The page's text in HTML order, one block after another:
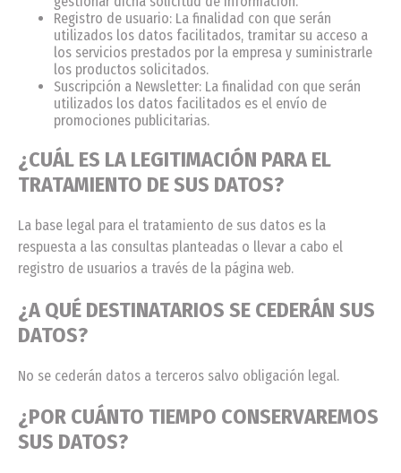
Registro de usuario: La finalidad con que serán
utilizados los datos facilitados, tramitar su acceso a
los servicios prestados por la empresa y suministrarle
los productos solicitados.
Suscripción a Newsletter: La finalidad con que serán
utilizados los datos facilitados es el envío de
promociones publicitarias.
¿CUÁL ES LA LEGITIMACIÓN PARA EL
TRATAMIENTO DE SUS DATOS?
La base legal para el tratamiento de sus datos es la
respuesta a las consultas planteadas o llevar a cabo el
registro de usuarios a través de la página web.
¿A QUÉ DESTINATARIOS SE CEDERÁN SUS
DATOS?
No se cederán datos a terceros salvo obligación legal.
¿POR CUÁNTO TIEMPO CONSERVAREMOS
SUS DATOS?